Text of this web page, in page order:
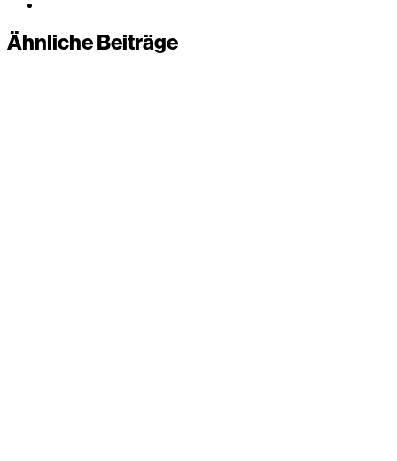
Ähnliche Beiträge